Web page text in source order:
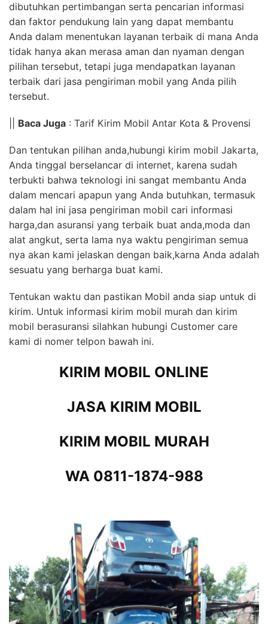
dibutuhkan pertimbangan serta pencarian informasi
dan faktor pendukung lain yang dapat membantu
Anda dalam menentukan layanan terbaik di mana Anda
tidak hanya akan merasa aman dan nyaman dengan
pilihan tersebut, tetapi juga mendapatkan layanan
terbaik dari jasa pengiriman mobil yang Anda pilih
tersebut.
Baca Juga : Tarif Kirim Mobil Antar Kota & Provensi
Dan tentukan pilihan anda,hubungi kirim mobil Jakarta,
Anda tinggal berselancar di internet, karena sudah
terbukti bahwa teknologi ini sangat membantu Anda
dalam mencari apapun yang Anda butuhkan, termasuk
dalam hal ini jasa pengiriman mobil cari informasi
harga,dan asuransi yang terbaik buat anda,moda dan
alat angkut, serta lama nya waktu pengiriman semua
nya akan kami jelaskan dengan baik,karna Anda adalah
sesuatu yang berharga buat kami.
Tentukan waktu dan pastikan Mobil anda siap untuk di
kirim. Untuk informasi kirim mobil murah dan kirim
mobil berasuransi silahkan hubungi Customer care
kami di nomer telpon bawah ini.
KIRIM MOBIL ONLINE
JASA KIRIM MOBIL
KIRIM MOBIL MURAH
WA 0811-1874-988